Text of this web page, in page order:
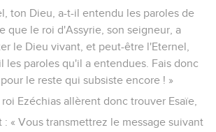
ton Dieu, a-t-il entendu les paroles de
que le roi d'Assyrie, son seigneur, a
le Dieu vivant, et peut-être l'Eternel,
les paroles qu'il a entendues. Fais donc
le reste qui subsiste encore ! »
Ezéchias allèrent donc trouver Esaïe,
« Vous transmettrez le message suivant